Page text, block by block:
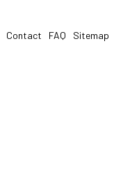
Contact FAQ Sitemap